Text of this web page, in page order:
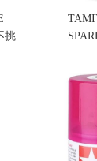
挑
售價